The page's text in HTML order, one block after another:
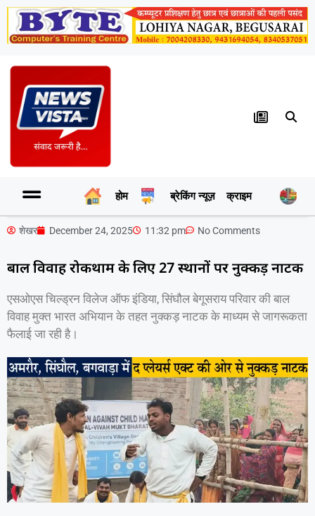
होम ब्रेकिंग न्यूज़ क्राइम
शेखर December 24, 2025 11:32 pm No Comments
बाल विवाह रोकथाम के लिए 27 स्थानों पर नुक्कड़ नाटक
एसओएस चिल्ड्रन विलेज ऑफ इंडिया, सिंघौल बेगूसराय परिवार की बाल
विवाह मुक्त भारत अभियान के तहत नुक्कड़ नाटक के माध्यम से जागरूकता
फैलाई जा रही है।